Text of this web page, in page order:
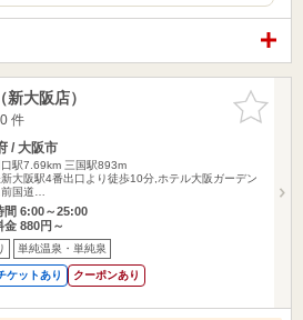
お気に入
りに追加
大阪店）
件
/ 大阪市
駅7.69km 三国駅893m
大阪駅4番出口より徒歩10分,ホテル大阪ガーデン
国道…
間 6:00～25:00
金 880円～
単純温泉・単純泉
ケットあり クーポンあり